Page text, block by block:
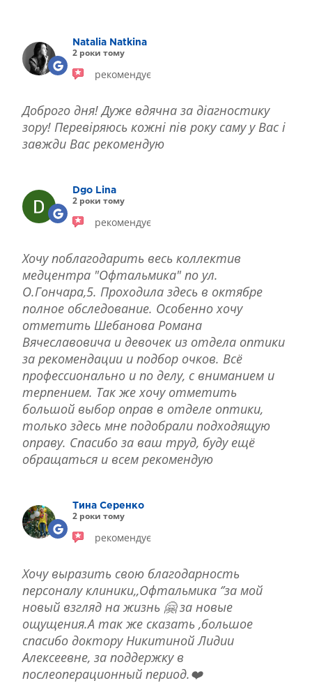
ІНТЕРНЕТ-МАГАЗИН ОПТИКИ
ДИТЯЧА ОФТАЛЬМОЛОГІЯ
ТЕРАПІЯ
Natalia Natkina
2 роки тому
рекомендує
Доброго дня! Дуже вдячна за діагностику
зору! Перевіряюсь кожні пів року саму у Вас і
завжди Вас рекомендую
Dgo Lina
2 роки тому
рекомендує
Хочу поблагодарить весь коллектив
медцентра "Офтальмика" по ул.
О.Гончара,5. Проходила здесь в октябре
полное обследование. Особенно хочу
отметить Шебанова Романа
Вячеславовича и девочек из отдела оптики
за рекомендации и подбор очков. Всё
профессионально и по делу, с вниманием и
терпением. Так же хочу отметить
большой выбор оправ в отделе оптики,
только здесь мне подобрали подходящую
оправу. Спасибо за ваш труд, буду ещё
обращаться и всем рекомендую
Тина Серенко
2 роки тому
рекомендує
Хочу выразить свою благодарность
персоналу клиники,,Офтальмика ‘’за мой
новый взгляд на жизнь 🤗 за новые
ощущения.А так же сказать ,большое
спасибо доктору Никитиной Лидии
Алексеевне, за поддержку в
послеоперационный период.❤️